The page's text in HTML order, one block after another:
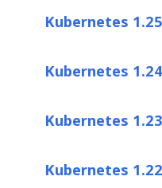
Kubernetes 1.25
Kubernetes 1.24
Kubernetes 1.23
Kubernetes 1.22